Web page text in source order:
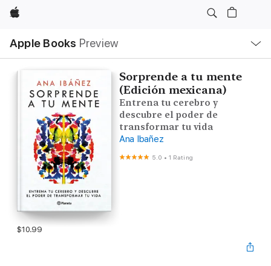
Apple
Apple Books Preview
Nav
Open
Menu
Sorprende a tu mente
(Edición mexicana)
Entrena tu cerebro y
descubre el poder de
transformar tu vida
Ana Ibañez
5.0 •1 Rating
$10.99